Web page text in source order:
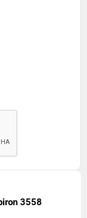
3558